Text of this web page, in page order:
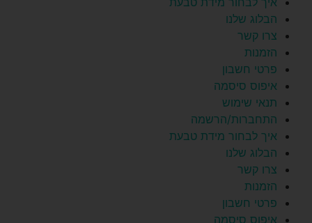
הבלוג שלנו
צרו קשר
הזמנות
פרטי חשבון
איפוס סיסמה
תנאי שימוש
התחברות/הרשמה
איך לבחור מידת טבעת
הבלוג שלנו
צרו קשר
הזמנות
פרטי חשבון
איפוס סיסמה